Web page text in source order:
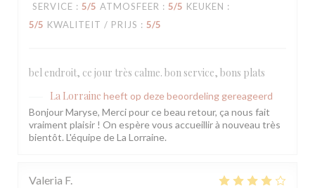
SERVICE : 5/5 ATMOSFEER : 5/5 KEUKEN :
5/5 KWALITEIT / PRIJS : 5/5
bel endroit, ce jour très calme. bon service, bons plats
La Lorraine heeft op deze beoordeling gereageerd
Bonjour Maryse, Merci pour ce beau retour, ça nous fait
vraiment plaisir ! On espère vous accueillir à nouveau très
bientôt. L'équipe de La Lorraine.
Valeria F